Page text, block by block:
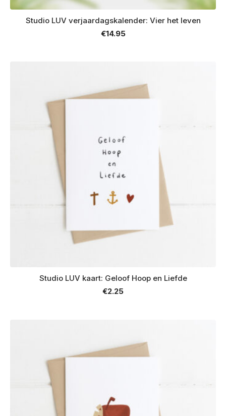
Studio LUV verjaardagskalender: Vier het leven
€14.95
Studio LUV kaart: Geloof Hoop en Liefde
€2.25